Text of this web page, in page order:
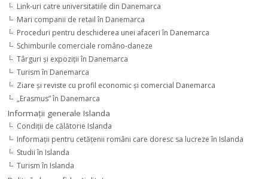
Link-uri catre universitatiile din Danemarca
Mari companii de retail în Danemarca
Proceduri pentru deschiderea unei afaceri în Danemarca
Schimburile comerciale româno-daneze
Târguri şi expoziţii în Danemarca
Turism în Danemarca
Ziare şi reviste cu profil economic şi comercial Danemarca
„Erasmus” în Danemarca
Informaţii generale Islanda
Condiţii de călătorie Islanda
Informaţii pentru cetăţenii români care doresc sa lucreze în Islanda
Studii în Islanda
Turism în Islanda